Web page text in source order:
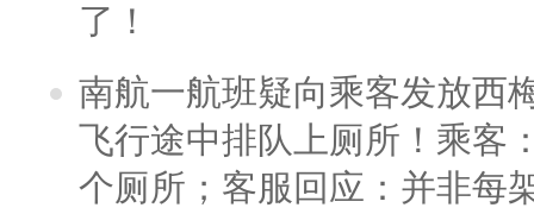
了！
南航一航班疑向乘客发放西
飞行途中排队上厕所！乘客
个厕所；客服回应：并非每